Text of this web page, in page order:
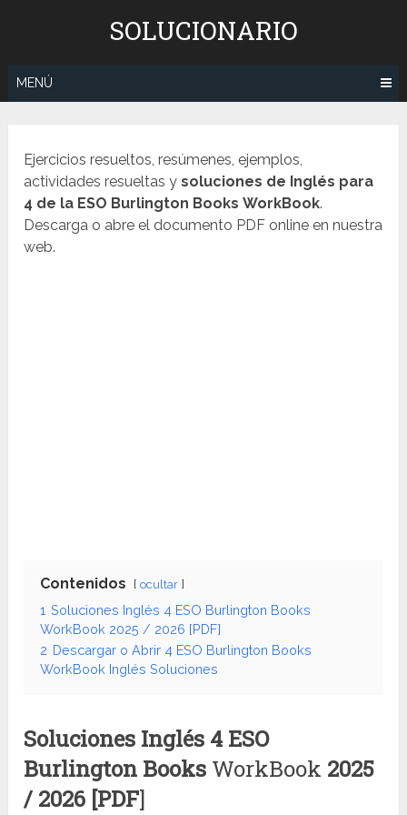
SOLUCIONARIO
MENÚ
Ejercicios resueltos, resúmenes, ejemplos,
actividades resueltas ysoluciones de Inglés para
4 de la ESO Burlington Books WorkBook.
Descarga o abre el documento PDF online en nuestra
web.
Contenidos ocultar
1 Soluciones Inglés 4 ESO Burlington Books
WorkBook 2025 / 2026 [PDF]
2 Descargar o Abrir 4 ESO Burlington Books
WorkBook Inglés Soluciones
Soluciones Inglés 4 ESO
Burlington Books WorkBook 2025
/ 2026 [PDF]